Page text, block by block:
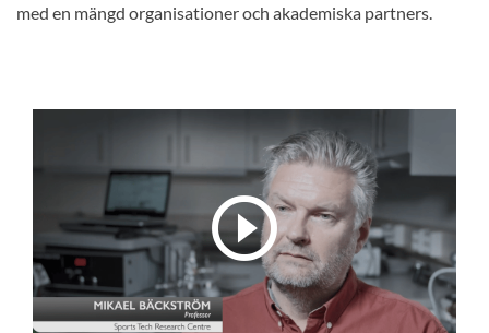
med en mängd organisationer och akademiska partners.